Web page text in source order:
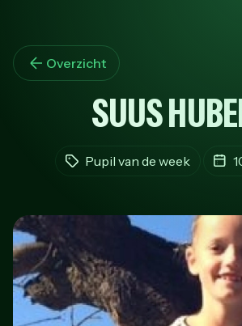
Overzicht
SUUS
Pupil van de week